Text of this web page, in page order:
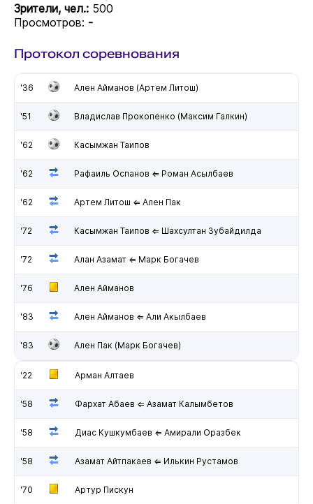
Зрители, чел.: 500
Просмотров: -
Протокол соревнования
'36 Ален Айманов (Артем Литош)
'51 Владислав Прокопенко (Максим Галкин)
'62 Касымжан Таипов
'62 Рафаиль Оспанов ⇐ Роман Асылбаев
'62 Артем Литош ⇐ Ален Пак
'72 Касымжан Таипов ⇐ Шахсултан Зубайдилда
'72 Алан Азамат ⇐ Марк Богачев
'76 Ален Айманов
'83 Ален Айманов ⇐ Али Акылбаев
'83 Ален Пак (Марк Богачев)
'22 Арман Алтаев
'58 Фархат Абаев ⇐ Азамат Калымбетов
'58 Диас Кушкумбаев ⇐ Амирали Оразбек
'58 Азамат Айтпакаев ⇐ Илькин Рустамов
'70 Артур Пискун